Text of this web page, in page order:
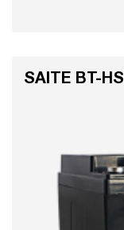
SAITE BT-